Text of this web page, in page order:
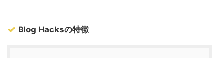
Blog Hacksの特徴